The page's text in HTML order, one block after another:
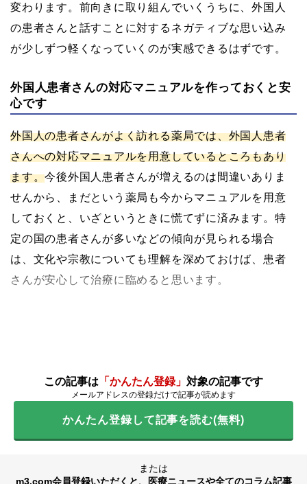
変わります。前向きに取り組んでいくうちに、外国人
の患者さんと話すことに対するネガティブな思い込み
が少しずつ軽くなっていくのが実感できるはずです。
外国人患者さんの対応マニュアルを作っておくと安
心です
外国人の患者さんがよく訪れる薬局では、外国人患者
さんへの対応マニュアルを用意しているところもあり
ます。今後外国人患者さんが増えるのは間違いありま
せんから、まだという薬局も今からマニュアルを用意
しておくと、いざというときに慌てずに済みます。特
定の国の患者さんが多いなどの傾向が見られる場合
は、文化や宗教についても理解を深めておけば、患者
さんが安心して治療に臨めると思います。
この記事は 「かんたん登録」 対象の記事です
メールアドレスの登録だけで記事が読めます
かんたん登録して記事を読む(無料)
または
m3.com会員登録いただくと、医療ニュースや全てのコラム記事